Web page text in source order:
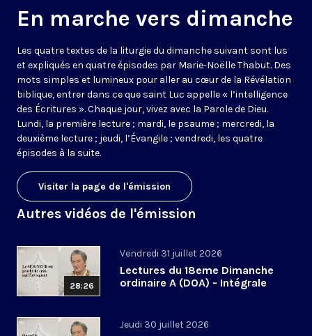
En marche vers dimanche
Les quatre textes de la liturgie du dimanche suivant sont lus
et expliqués en quatre épisodes par Marie-Noëlle Thabut. Des
mots simples et lumineux pour aller au cœur de la Révélation
biblique, entrer dans ce que saint Luc appelle « l’intelligence
des Écritures ». Chaque jour, vivez avec la Parole de Dieu.
Lundi, la première lecture ; mardi, le psaume ; mercredi, la
deuxième lecture ; jeudi, l’Évangile ; vendredi, les quatre
épisodes à la suite.
Visiter la page de l'émission
Autres vidéos de l'émission
28:26
Vendredi 31 juillet 2026
Lectures du 18eme Dimanche
ordinaire A (DOA) - Intégrale
Jeudi 30 juillet 2026